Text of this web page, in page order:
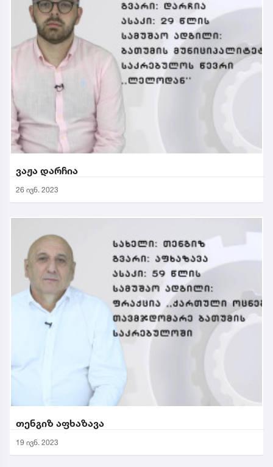
ვაჟა დარჩია
26 ივნ. 2023
თენგიზ აფხაზავა
19 ივნ. 2023